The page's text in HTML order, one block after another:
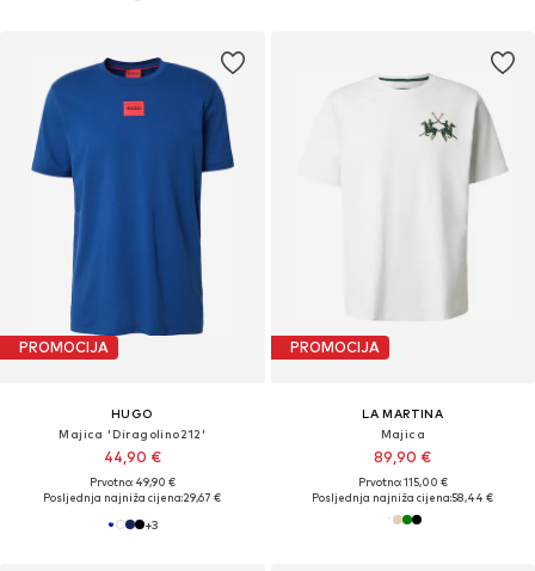
PROMOCIJA
HUGO
Majica 'Diragolino212'
44,90 €
Prvotno: 49,90 €
Posljednja najniža cijena:29,67 €
+3
PROMOCIJA
LA MARTINA
Majica
89,90 €
Prvotno: 115,00 €
Posljednja najniža cijena:58,44 €